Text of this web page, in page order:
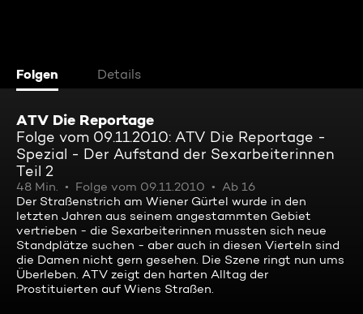
Folgen Details
ATV Die Reportage
Folge vom 09.11.2010: ATV Die Reportage -
Spezial - Der Aufstand der Sexarbeiterinnen
Teil 2
48 Min. Folge vom 09.11.2010
Ab 16
Der Straßenstrich am Wiener Gürtel wurde in den
letzten Jahren aus seinem angestammten Gebiet
vertrieben - die Sexarbeiterinnen mussten sich neue
Standplätze suchen - aber auch in diesen Vierteln sind
die Damen nicht gern gesehen. Die Szene ringt nun ums
Überleben. ATV zeigt den harten Alltag der
Prostituierten auf Wiens Straßen.